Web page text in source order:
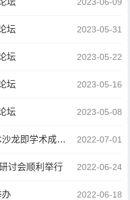
坛 2023-05-31
坛 2023-05-22
坛 2023-05-16
坛 2023-05-08
国家重点实验室第七次研究生学术沙龙即学术成果汇报顺利举行 2022-07-01
讨会顺利举行 2022-06-24
办 2022-06-18